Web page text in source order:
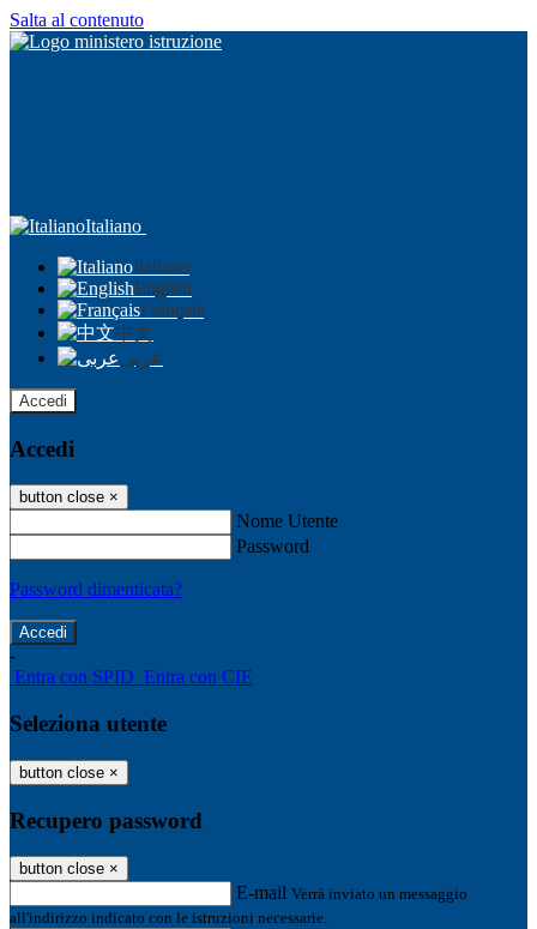
Salta al contenuto
Italiano
Italiano
English
Français
中文
عربى
Accedi
Accedi
button close ×
Nome Utente
Password
Password dimenticata?
-
Entra con SPID Entra con CIE
Seleziona utente
button close ×
Recupero password
button close ×
E-mail Verrà inviato un messaggio
all'indirizzo indicato con le istruzioni necessarie.